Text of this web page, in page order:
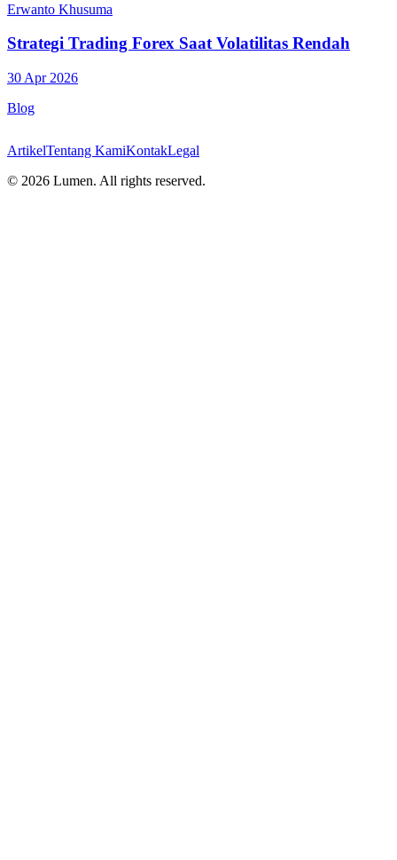
Erwanto Khusuma
Strategi Trading Forex Saat Volatilitas Rendah
30 Apr 2026
Blog
ArtikelTentang KamiKontakLegal
© 2026 Lumen. All rights reserved.